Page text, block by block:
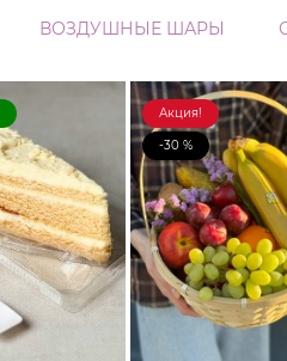
ВОЗДУШНЫЕ ШАРЫ
Акция!
-30 %